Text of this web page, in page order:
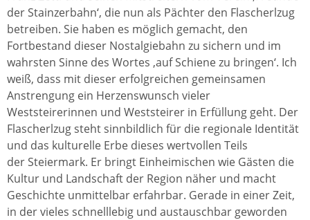
der Stainzerbahn‘, die nun als Pächter den Flascherlzug
betreiben. Sie haben es möglich gemacht, den
Fortbestand dieser Nostalgiebahn zu sichern und im
wahrsten Sinne des Wortes ,auf Schiene zu bringen‘. Ich
weiß, dass mit dieser erfolgreichen gemeinsamen
Anstrengung ein Herzenswunsch vieler
Weststeirerinnen und Weststeirer in Erfüllung geht. Der
Flascherlzug steht sinnbildlich für die regionale Identität
und das kulturelle Erbe dieses wertvollen Teils
der Steiermark. Er bringt Einheimischen wie Gästen die
Kultur und Landschaft der Region näher und macht
Geschichte unmittelbar erfahrbar. Gerade in einer Zeit,
in der vieles schnelllebig und austauschbar geworden